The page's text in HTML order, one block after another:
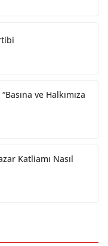
ve Halkımıza
Katliamı Nasıl